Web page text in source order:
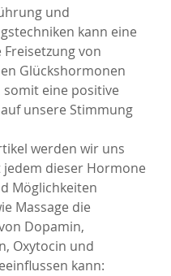
und
kann eine
Freisetzung von
Glückshormonen
eine positive
unsere Stimmung
werden wir uns
dieser Hormone
Möglichkeiten
Massage die
Dopamin,
Oxytocin und
kann: